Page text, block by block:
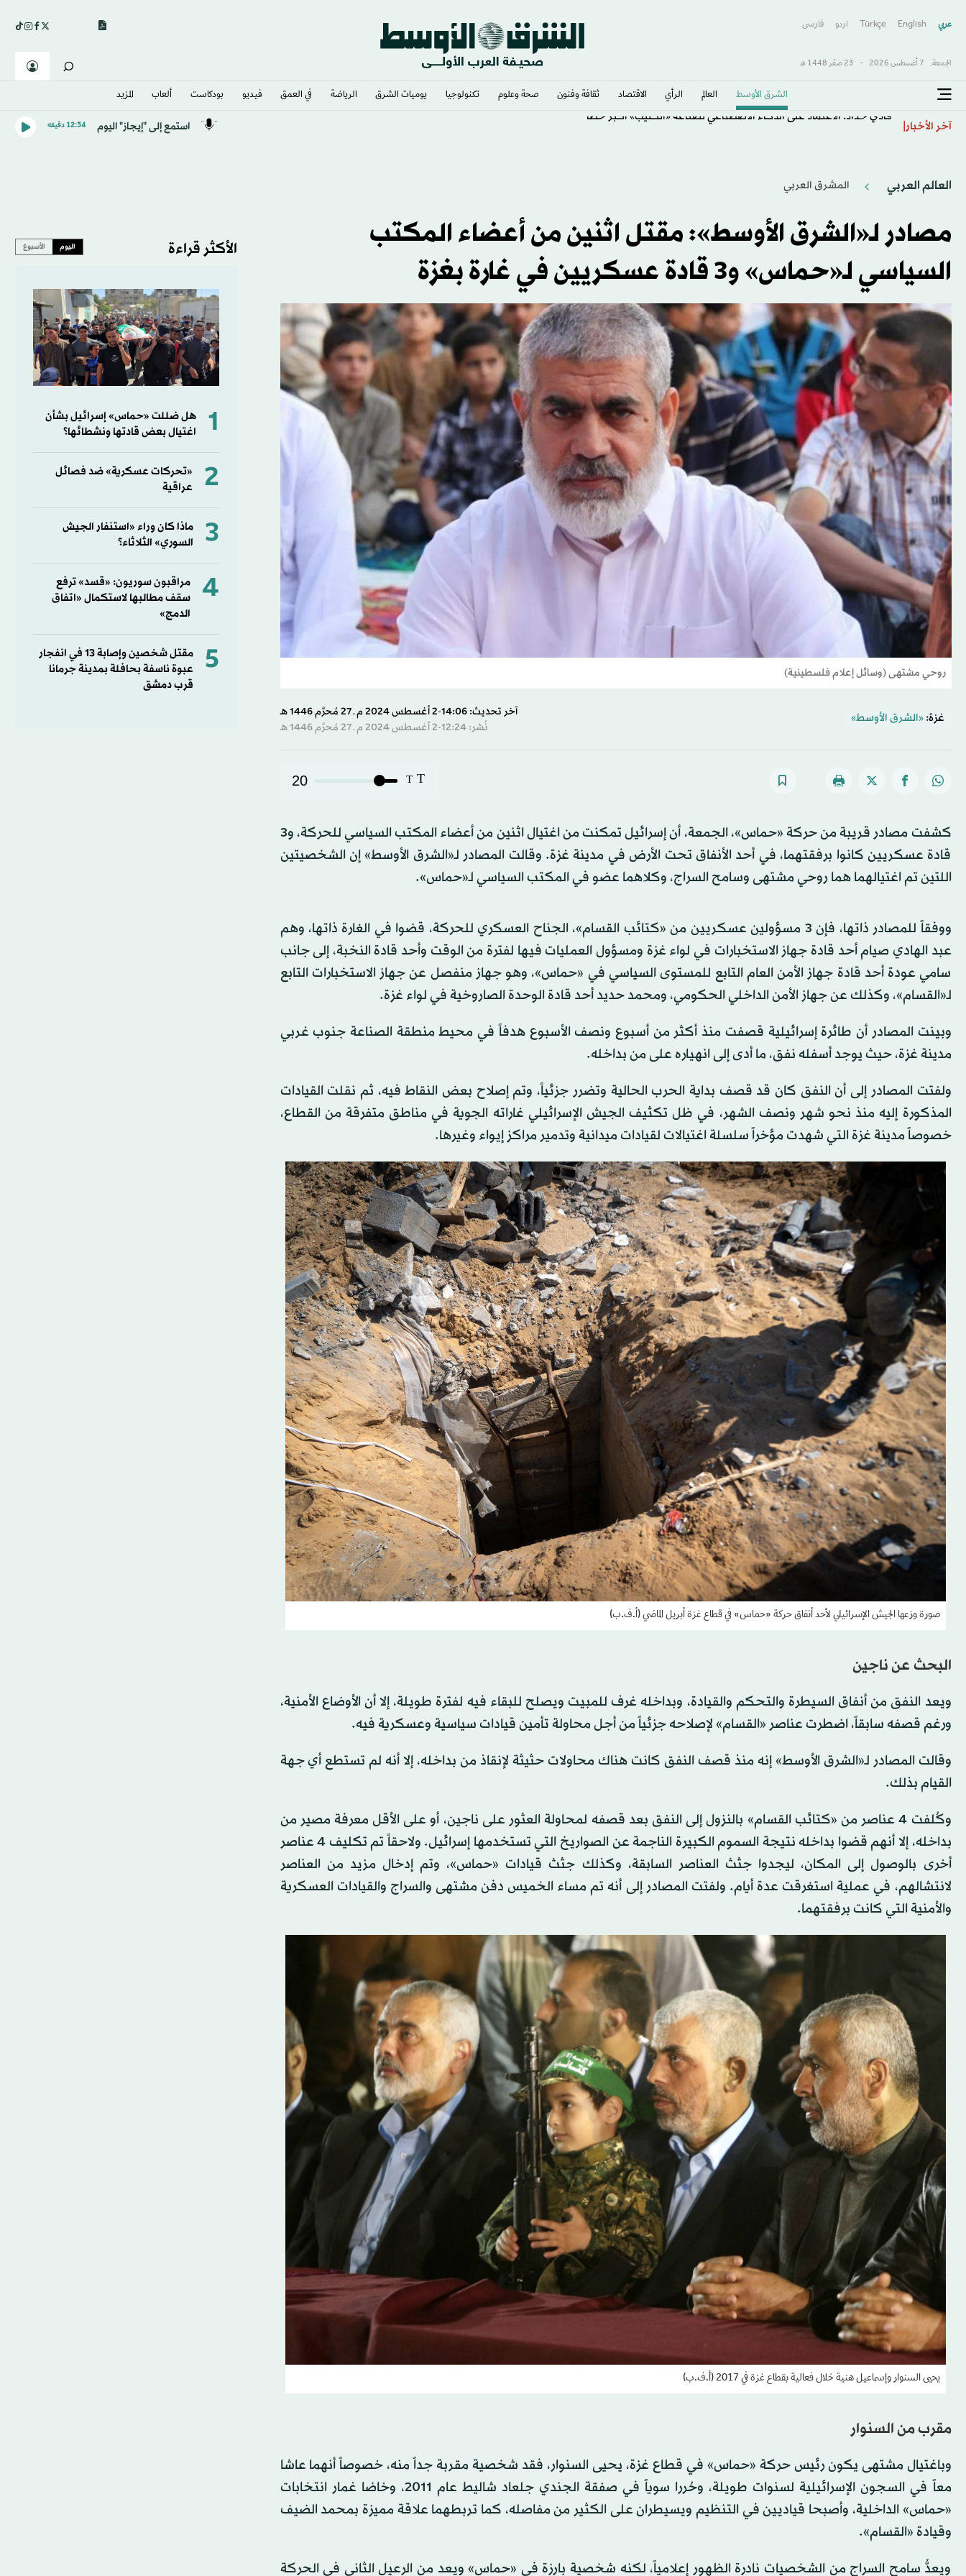
عربي English
Türkçe اردو فارسى
الجمعة, 7 أغسطس 2026 - 23 صفَر 1448 هـ
الشرق الأوسط​ العالم الرأي الاقتصاد ثقافة وفنون صحة وعلوم تكنولوجيا يوميات الشرق​ الرياضة في العمق فيديو بودكاست ألعاب المزيد
آخر الأخبار فادي حداد: الاعتماد على الذكاء الاصطناعي لصناعة «الكليب» أكبر خطأ استمع إلى "إيجاز" اليوم 12:34 دقيقه
العالم العربي المشرق العربي
مصادر لـ«الشرق الأوسط»: مقتل اثنين من أعضاء المكتب
السياسي لـ«حماس» و3 قادة عسكريين في غارة بغزة
روحي مشتهى (وسائل إعلام فلسطينية)
غزة: «الشرق الأوسط»
آخر تحديث: 14:06-2 أغسطس 2024 م ـ 27 مُحرَّم 1446 هـ
نُشر: 12:24-2 أغسطس 2024 م ـ 27 مُحرَّم 1446 هـ
T
T
20
كشفت مصادر قريبة من حركة «حماس»، الجمعة، أن إسرائيل تمكنت من اغتيال اثنين من أعضاء المكتب السياسي للحركة، و3
قادة عسكريين كانوا برفقتهما، في أحد الأنفاق تحت الأرض في مدينة غزة. وقالت المصادر لـ«الشرق الأوسط» إن الشخصيتين
اللتين تم اغتيالهما هما روحي مشتهى وسامح السراج، وكلاهما عضو في المكتب السياسي لـ«حماس».
ووفقاً للمصادر ذاتها، فإن 3 مسؤولين عسكريين من «كتائب القسام»، الجناح العسكري للحركة، قضوا في الغارة ذاتها، وهم
عبد الهادي صيام أحد قادة جهاز الاستخبارات في لواء غزة ومسؤول العمليات فيها لفترة من الوقت وأحد قادة النخبة، إلى جانب
سامي عودة أحد قادة جهاز الأمن العام التابع للمستوى السياسي في «حماس»، وهو جهاز منفصل عن جهاز الاستخبارات التابع
لـ«القسام»، وكذلك عن جهاز الأمن الداخلي الحكومي، ومحمد حديد أحد قادة الوحدة الصاروخية في لواء غزة.
وبينت المصادر أن طائرة إسرائيلية قصفت منذ أكثر من أسبوع ونصف الأسبوع هدفاً في محيط منطقة الصناعة جنوب غربي
مدينة غزة، حيث يوجد أسفله نفق، ما أدى إلى انهياره على من بداخله.
ولفتت المصادر إلى أن النفق كان قد قصف بداية الحرب الحالية وتضرر جزئياً، وتم إصلاح بعض النقاط فيه، ثم نقلت القيادات
المذكورة إليه منذ نحو شهر ونصف الشهر، في ظل تكثيف الجيش الإسرائيلي غاراته الجوية في مناطق متفرقة من القطاع،
خصوصاً مدينة غزة التي شهدت مؤخراً سلسلة اغتيالات لقيادات ميدانية وتدمير مراكز إيواء وغيرها.
صورة وزعها الجيش الإسرائيلي لأحد أنفاق حركة «حماس» في قطاع غزة أبريل الماضي (أ.ف.ب)
البحث عن ناجين
ويعد النفق من أنفاق السيطرة والتحكم والقيادة، وبداخله غرف للمبيت ويصلح للبقاء فيه لفترة طويلة، إلا أن الأوضاع الأمنية،
ورغم قصفه سابقاً، اضطرت عناصر «القسام» لإصلاحه جزئياً من أجل محاولة تأمين قيادات سياسية وعسكرية فيه.
وقالت المصادر لـ«الشرق الأوسط» إنه منذ قصف النفق كانت هناك محاولات حثيثة لإنقاذ من بداخله، إلا أنه لم تستطع أي جهة
القيام بذلك.
وكُلفت 4 عناصر من «كتائب القسام» بالنزول إلى النفق بعد قصفه لمحاولة العثور على ناجين، أو على الأقل معرفة مصير من
بداخله، إلا أنهم قضوا بداخله نتيجة السموم الكبيرة الناجمة عن الصواريخ التي تستخدمها إسرائيل. ولاحقاً تم تكليف 4 عناصر
أخرى بالوصول إلى المكان، ليجدوا جثث العناصر السابقة، وكذلك جثث قيادات «حماس»، وتم إدخال مزيد من العناصر
لانتشالهم، في عملية استغرقت عدة أيام. ولفتت المصادر إلى أنه تم مساء الخميس دفن مشتهى والسراج والقيادات العسكرية
والأمنية التي كانت برفقتهما.
يحيى السنوار وإسماعيل هنية خلال فعالية بقطاع غزة في 2017 (أ.ف.ب)
مقرب من السنوار
وباغتيال مشتهى يكون رئيس حركة «حماس» في قطاع غزة، يحيى السنوار، فقد شخصية مقربة جداً منه، خصوصاً أنهما عاشا
معاً في السجون الإسرائيلية لسنوات طويلة، وحُررا سوياً في صفقة الجندي جلعاد شاليط عام 2011، وخاضا غمار انتخابات
«حماس» الداخلية، وأصبحا قياديين في التنظيم ويسيطران على الكثير من مفاصله، كما تربطهما علاقة مميزة بمحمد الضيف
وقيادة «القسام».
ويعدُّ سامح السراج من الشخصيات نادرة الظهور إعلامياً، لكنه شخصية بارزة في «حماس» ويعد من الرعيل الثاني في الحركة
الأكثر قراءة اليوم الأسبوع
1
هل ضللت «حماس» إسرائيل بشأن
اغتيال بعض قادتها ونشطائها؟
2
«تحركات عسكرية» ضد فصائل
عراقية
3
ماذا كان وراء «استنفار الجيش
السوري» الثلاثاء؟
4
مراقبون سوريون: «قسد» ترفع
سقف مطالبها لاستكمال «اتفاق
الدمج»
5
مقتل شخصين وإصابة 13 في انفجار
عبوة ناسفة بحافلة بمدينة جرمانا
قرب دمشق